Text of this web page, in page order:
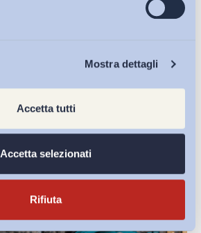
Mostra dettagli
Accetta tutti
Accetta selezionati
Rifiuta